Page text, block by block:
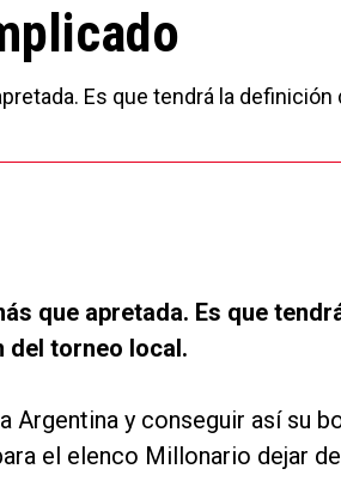
Es que tendrá la definición
que apretada. Es que
del torneo local.
Argentina y conseguir así su
el elenco Millonario dejar de